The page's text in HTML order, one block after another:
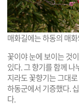
매화길에는 하동의 매
꽃이야 눈에 보이는 것
있다. 그 향기를 함께
지라도 꽃향기는 그대
하동군에서 기증했다.
다.